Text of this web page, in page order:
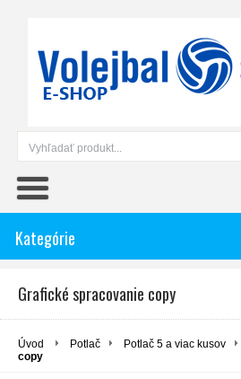
Kategórie
Grafické spracovanie copy
Úvod Potlač Potlač 5 a viac kusov
copy